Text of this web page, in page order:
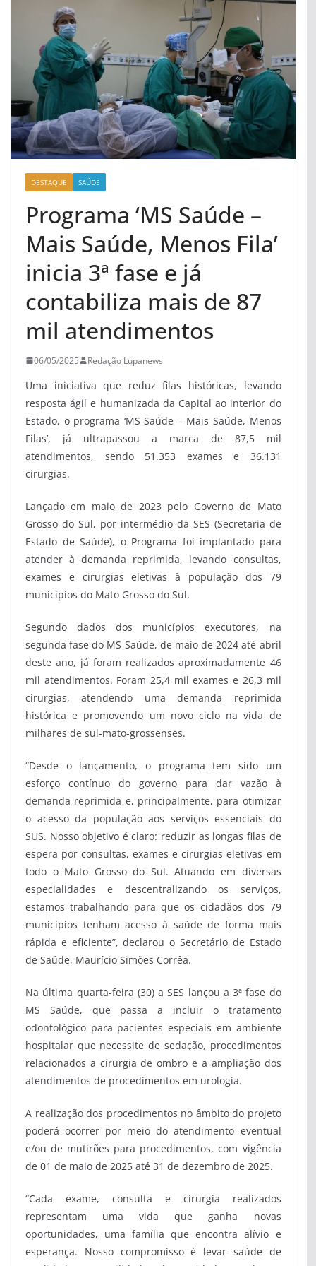
DESTAQUE SAÚDE
Programa ‘MS Saúde –
Mais Saúde, Menos Fila’
inicia 3ª fase e já
contabiliza mais de 87
mil atendimentos
06/05/2025 Redação Lupanews
Uma iniciativa que reduz filas históricas, levando
resposta ágil e humanizada da Capital ao interior do
Estado, o programa ‘MS Saúde – Mais Saúde, Menos
Filas’, já ultrapassou a marca de 87,5 mil
atendimentos, sendo 51.353 exames e 36.131
cirurgias.
Lançado em maio de 2023 pelo Governo de Mato
Grosso do Sul, por intermédio da SES (Secretaria de
Estado de Saúde), o Programa foi implantado para
atender à demanda reprimida, levando consultas,
exames e cirurgias eletivas à população dos 79
municípios do Mato Grosso do Sul.
Segundo dados dos municípios executores, na
segunda fase do MS Saúde, de maio de 2024 até abril
deste ano, já foram realizados aproximadamente 46
mil atendimentos. Foram 25,4 mil exames e 26,3 mil
cirurgias, atendendo uma demanda reprimida
histórica e promovendo um novo ciclo na vida de
milhares de sul-mato-grossenses.
“Desde o lançamento, o programa tem sido um
esforço contínuo do governo para dar vazão à
demanda reprimida e, principalmente, para otimizar
o acesso da população aos serviços essenciais do
SUS. Nosso objetivo é claro: reduzir as longas filas de
espera por consultas, exames e cirurgias eletivas em
todo o Mato Grosso do Sul. Atuando em diversas
especialidades e descentralizando os serviços,
estamos trabalhando para que os cidadãos dos 79
municípios tenham acesso à saúde de forma mais
rápida e eficiente”, declarou o Secretário de Estado
de Saúde, Maurício Simões Corrêa.
Na última quarta-feira (30) a SES lançou a 3ª fase do
MS Saúde, que passa a incluir o tratamento
odontológico para pacientes especiais em ambiente
hospitalar que necessite de sedação, procedimentos
relacionados a cirurgia de ombro e a ampliação dos
atendimentos de procedimentos em urologia.
A realização dos procedimentos no âmbito do projeto
poderá ocorrer por meio do atendimento eventual
e/ou de mutirões para procedimentos, com vigência
de 01 de maio de 2025 até 31 de dezembro de 2025.
“Cada exame, consulta e cirurgia realizados
representam uma vida que ganha novas
oportunidades, uma família que encontra alívio e
esperança. Nosso compromisso é levar saúde de